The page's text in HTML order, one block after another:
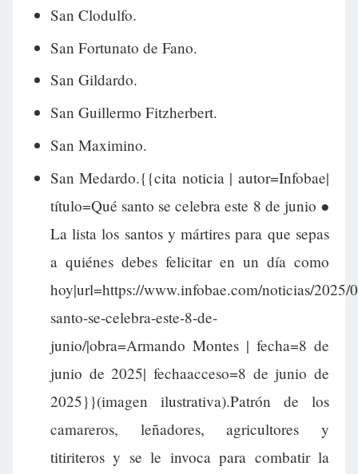
San Clodulfo.
San Fortunato de Fano.
San Gildardo.
San Guillermo Fitzherbert.
San Maximino.
San Medardo.{{cita noticia | autor=Infobae|
título=Qué santo se celebra este 8 de junio ●
La lista los santos y mártires para que sepas
a quiénes debes felicitar en un día como
hoy|url=https://www.infobae.com/noticias/2025/
santo-se-celebra-este-8-de-
junio/|obra=Armando Montes | fecha=8 de
junio de 2025| fechaacceso=8 de junio de
2025}}(imagen ilustrativa).Patrón de los
camareros, leñadores, agricultores y
titiriteros y se le invoca para combatir la